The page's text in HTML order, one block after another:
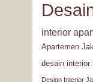
interior
Apartemen
desain interior
Design Interior